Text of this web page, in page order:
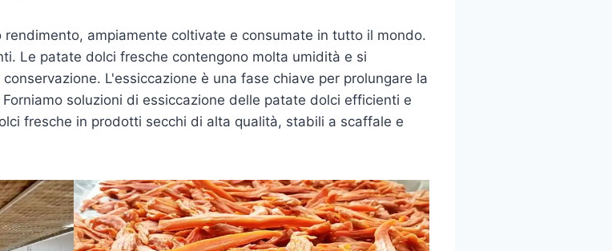
ampiamente coltivate e consumate in tutto il mondo.
Le patate dolci fresche contengono molta umidità e si
L'essiccazione è una fase chiave per prolungare la
soluzioni di essiccazione delle patate dolci efficienti e
fresche in prodotti secchi di alta qualità, stabili a scaffale e